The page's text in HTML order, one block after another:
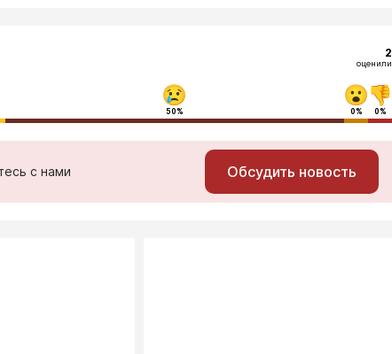
2
оценили
50% 0% 0%
с нами Обсудить новость